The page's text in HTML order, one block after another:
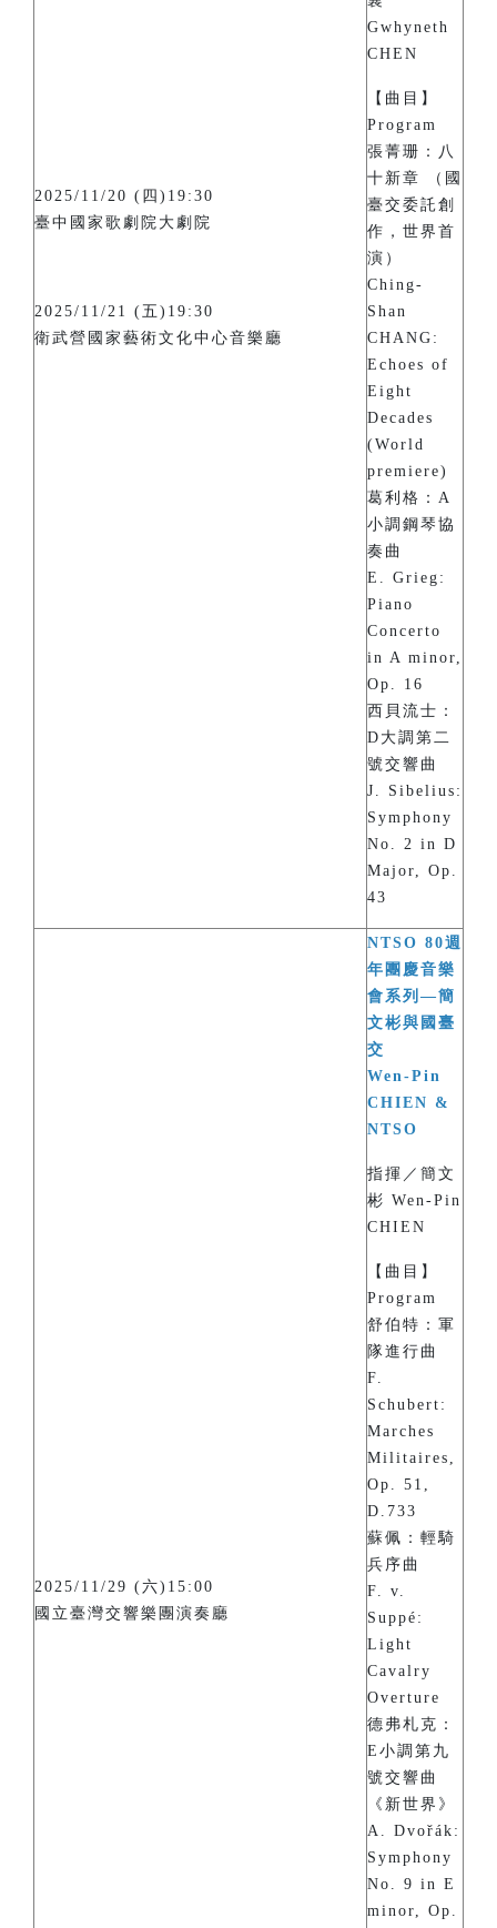
2025/11/20 (四)19:30
臺中國家歌劇院大劇院
2025/11/21 (五)19:30
衛武營國家藝術文化中心音樂廳
Gwhyneth
CHEN
【曲目】
Program
張菁珊：八
十新章 （國
臺交委託創
作，世界首
演）
Ching-
Shan
CHANG:
Echoes of
Eight
Decades
(World
premiere)
葛利格：A
小調鋼琴協
奏曲
E. Grieg:
Piano
Concerto
in A minor,
Op. 16
西貝流士：
D大調第二
號交響曲
J. Sibelius:
Symphony
No. 2 in D
Major, Op.
43
2025/11/29 (六)15:00
國立臺灣交響樂團演奏廳
NTSO 80週
年團慶音樂
會系列—簡
文彬與國臺
交
Wen-Pin
CHIEN &
NTSO
指揮／簡文
彬 Wen-Pin
CHIEN
【曲目】
Program
舒伯特：軍
隊進行曲
F.
Schubert:
Marches
Militaires,
Op. 51,
D.733
蘇佩：輕騎
兵序曲
F. v.
Suppé:
Light
Cavalry
Overture
德弗札克：
E小調第九
號交響曲
《新世界》
A. Dvořák:
Symphony
No. 9 in E
minor, Op.